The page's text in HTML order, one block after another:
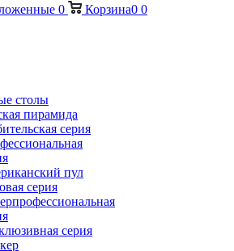
0 Корзина0 0
столы
пирамида
серия
пул
серия
серия